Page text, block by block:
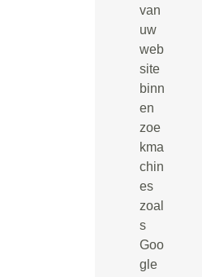
van
uw
web
site
binn
en
zoe
kma
chin
es
zoal
s
Goo
gle